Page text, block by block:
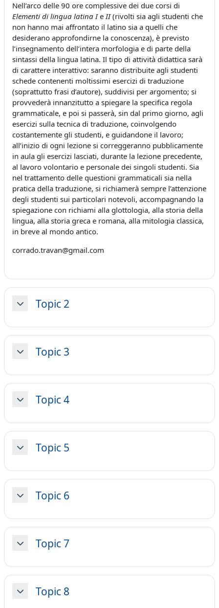
Nell’arco delle 90 ore complessive dei due corsi di
Elementi di lingua latina IeII(rivolti sia agli studenti che
non hanno mai affrontato il latino sia a quelli che
desiderano approfondirne la conoscenza), è previsto
l’insegnamento dell’intera morfologia e di parte della
sintassi della lingua latina. Il tipo di attività didattica sarà
di carattere interattivo: saranno distribuite agli studenti
schede contenenti moltissimi esercizi di traduzione
(soprattutto frasi d’autore), suddivisi per argomento; si
provvederà innanzitutto a spiegare la specifica regola
grammaticale, e poi si passerà, sin dal primo giorno, agli
esercizi sulla tecnica di traduzione, coinvolgendo
costantemente gli studenti, e guidandone il lavoro;
all’inizio di ogni lezione si correggeranno pubblicamente
in aula gli esercizi lasciati, durante la lezione precedente,
al lavoro volontario e personale dei singoli studenti. Sia
nel trattamento delle questioni grammaticali sia nella
pratica della traduzione, si richiamerà sempre l’attenzione
degli studenti sui particolari notevoli, accompagnando la
spiegazione con richiami alla glottologia, alla storia della
lingua, alla storia greca e romana, alla mitologia classica,
in breve al mondo antico.
corrado.travan@gmail.com
MinimizzaTopic 2
MinimizzaTopic 3
MinimizzaTopic 4
MinimizzaTopic 5
MinimizzaTopic 6
MinimizzaTopic 7
MinimizzaTopic 8